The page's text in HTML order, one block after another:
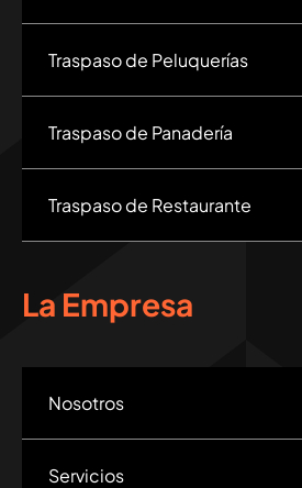
Traspaso de Peluquerías
Traspaso de Panadería
Traspaso de Restaurante
La Empresa
Nosotros
Servicios